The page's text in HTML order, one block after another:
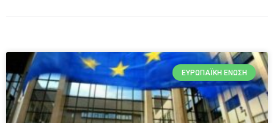
ΕΥΡΩΠΑΪΚΉ ΈΝΩΣΗ